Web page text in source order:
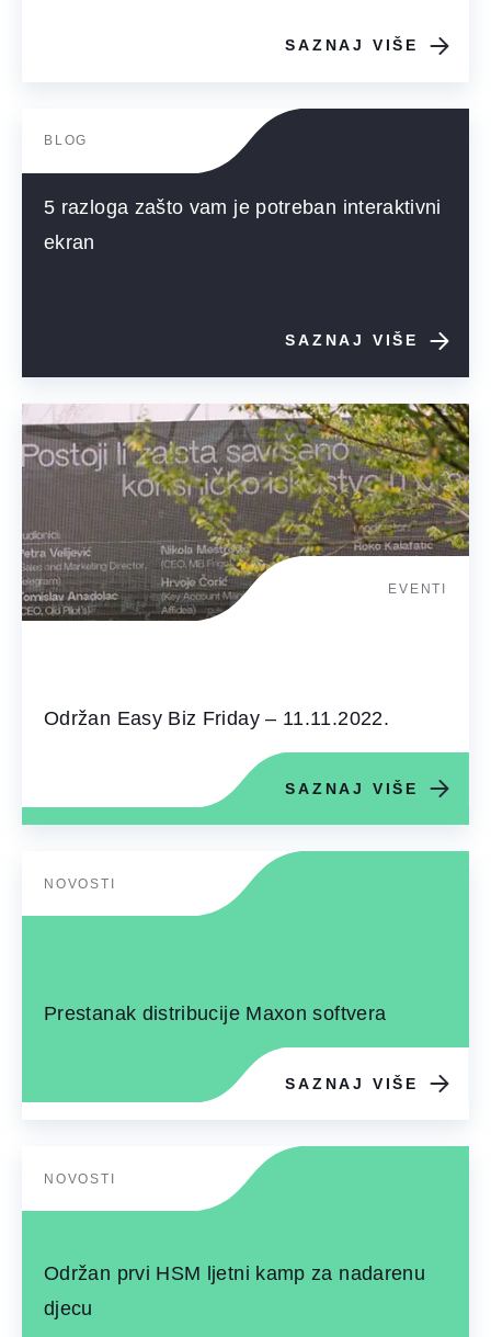
SAZNAJ VIŠE
BLOG
5 razloga zašto vam je potreban interaktivni
ekran
SAZNAJ VIŠE
EVENTI
Održan Easy Biz Friday – 11.11.2022.
SAZNAJ VIŠE
NOVOSTI
Prestanak distribucije Maxon softvera
SAZNAJ VIŠE
NOVOSTI
Održan prvi HSM ljetni kamp za nadarenu
djecu